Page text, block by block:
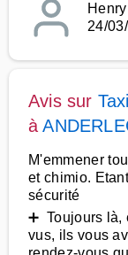
Henry
24/
Avis sur
à
M'emmener
et chimio.
sécurité
➕ Toujours là,
vus, ils vous